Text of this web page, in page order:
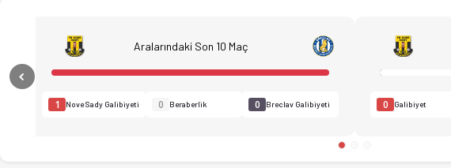
Aralarındaki Son 10 Maç
1 Nove Sady Galibiyeti 0 Beraberlik 0 Breclav Galibiyeti 0 Galibiyet
Previous